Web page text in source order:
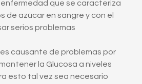
que se caracteriza
de azúcar en sangre y con el
serios problemas
causante de problemas por
la Glucosa a niveles
esto tal vez sea necesario